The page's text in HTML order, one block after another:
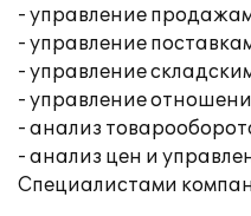
- управление
- управление
- управление
- управление
- анализ
- анализ цен и
Специалистами